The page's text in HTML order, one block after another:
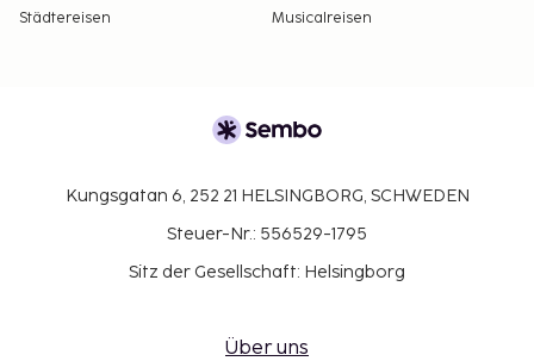
Städtereisen
Musicalreisen
Kungsgatan 6, 252 21 HELSINGBORG, SCHWEDEN
Steuer-Nr.: 556529-1795
Sitz der Gesellschaft: Helsingborg
Über uns